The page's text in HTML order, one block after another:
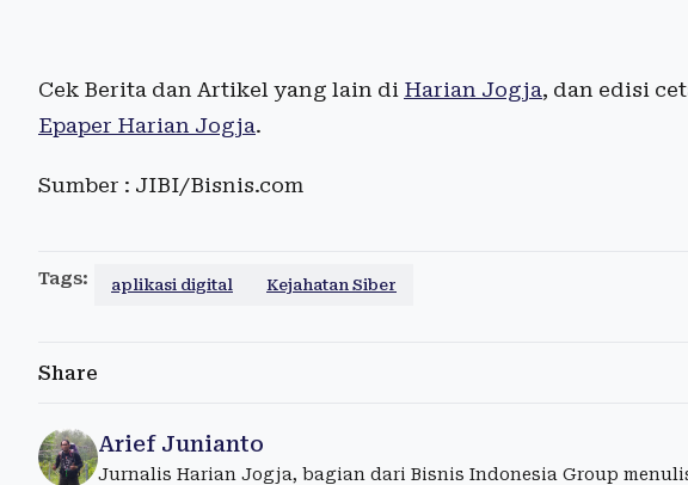
Cek Berita dan Artikel yang lain di Harian Jogja, dan edisi
Epaper Harian Jogja.
Sumber : JIBI/Bisnis.com
Tags: aplikasi digital Kejahatan Siber
Share
Arief Junianto
Jurnalis Harian Jogja, bagian dari Bisnis Indonesia Group